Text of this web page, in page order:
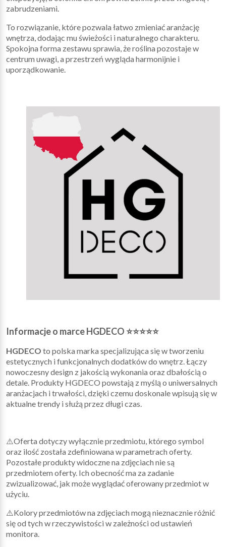
zabrudzeniami.
To rozwiązanie, które pozwala łatwo zmieniać aranżację
wnętrza, dodając mu świeżości i naturalnego charakteru.
Spokojna forma zestawu sprawia, że roślina pozostaje w
centrum uwagi, a przestrzeń wygląda harmonijnie i
uporządkowanie.
Informacje o marce HGDECO ⭐⭐⭐⭐⭐
HGDECO to polska marka specjalizująca się w tworzeniu
estetycznych i funkcjonalnych dodatków do wnętrz. Łączy
nowoczesny design z jakością wykonania oraz dbałością o
detale. Produkty HGDECO powstają z myślą o uniwersalnych
aranżacjach i trwałości, dzięki czemu doskonale wpisują się w
aktualne trendy i służą przez długi czas.
⚠️Oferta dotyczy wyłącznie przedmiotu, którego symbol
oraz ilość została zdefiniowana w parametrach oferty.
Pozostałe produkty widoczne na zdjęciach nie są
przedmiotem oferty. Ich obecność ma za zadanie
zwizualizować, jak może wyglądać oferowany przedmiot w
użyciu.
⚠️Kolory przedmiotów na zdjęciach mogą nieznacznie różnić
się od tych w rzeczywistości w zależności od ustawień
monitora.